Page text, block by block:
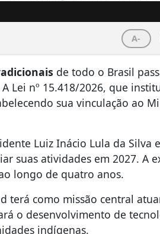
A-
de todo o Brasil
A Lei nº 15.418/2026, que
sua vinculação ao
Luiz Inácio Lula da Silva
suas atividades em 2027. A
longo de quatro anos.
terá como missão central
o desenvolvimento de
indígenas.